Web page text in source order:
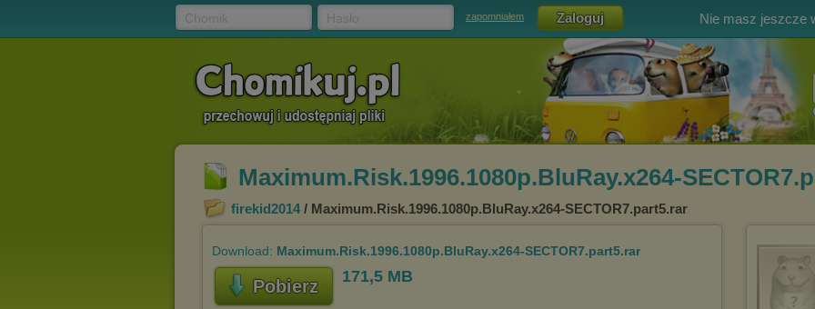
zapomniałem Nie masz jeszcze
Maximum.Risk.1996.1080p.BluRay.x264-
firekid2014/ Maximum.Risk.1996.1080p.BluRay.x264-SECTOR7.part5.rar
Download: Maximum.Risk.1996.1080p.BluRay.x264-SECTOR7.part5.rar
Pobierz 171,5 MB